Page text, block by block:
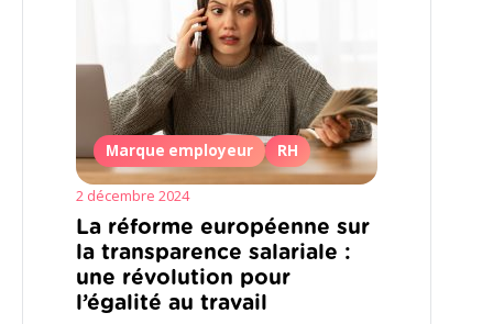
Marque employeur RH
2 décembre 2024
La réforme européenne sur
la transparence salariale :
une révolution pour
l’égalité au travail